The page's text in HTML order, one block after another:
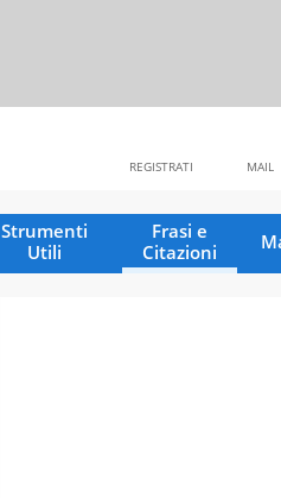
MAIL
REGISTRATI
Strumenti
Utili
Frasi e
Citazioni